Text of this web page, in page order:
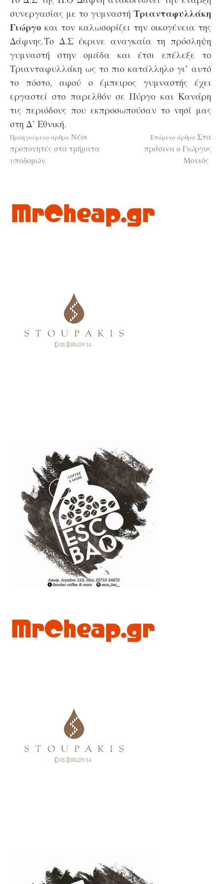
συνεργασίας με το γυμναστή Τριανταφυλλάκη
Γιώργο και τον καλωσορίζει την οικογένεια της
Δάφνης.Το Δ.Σ έκρινε αναγκαία τη πρόσληψη
γυμναστή στην ομάδα και έτσι επέλεξε το
Τριανταφυλλάκη ως το πιο κατάλληλο γι’ αυτό
το πόστο, αφού ο έμπειρος γυμναστής έχει
εργαστεί στο παρελθόν σε Πύργο και Κανάρη
τις περιόδους που εκπροσωπούσαν το νησί μας
στη Δ’ Εθνική.
Διαβάστε
περισσότερα
Προηγούμενο άρθρο Νέοι
προπονητές στα τμήματα
υποδομών
Επόμενο άρθρο Στα
πράσινα ο Γιώργος
Μονιός